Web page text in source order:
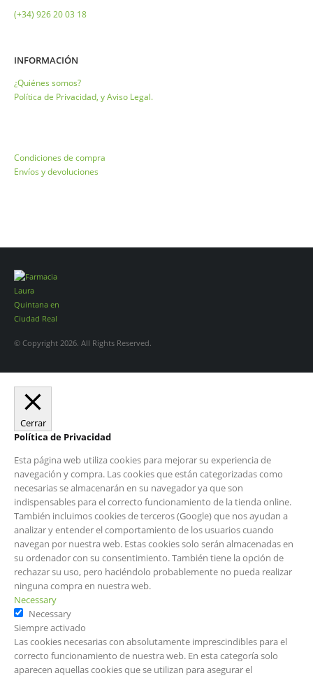
(+34) 926 20 03 18
INFORMACIÓN
¿Quiénes somos?
Política de Privacidad, y Aviso Legal.
Condiciones de compra
Envíos y devoluciones
© Copyright 2026. All Rights Reserved.
Cerrar
Política de Privacidad
Esta página web utiliza cookies para mejorar su experiencia de
navegación y compra. Las cookies que están categorizadas como
necesarias se almacenarán en su navegador ya que son
indispensables para el correcto funcionamiento de la tienda online.
También incluimos cookies de terceros (Google) que nos ayudan a
analizar y entender el comportamiento de los usuarios cuando
navegan por nuestra web. Estas cookies solo serán almacenadas en
su ordenador con su consentimiento. También tiene la opción de
rechazar su uso, pero haciéndolo probablemente no pueda realizar
ninguna compra en nuestra web.
Necessary
Necessary
Siempre activado
Las cookies necesarias con absolutamente imprescindibles para el
correcto funcionamiento de nuestra web. En esta categoría solo
aparecen aquellas cookies que se utilizan para asegurar el